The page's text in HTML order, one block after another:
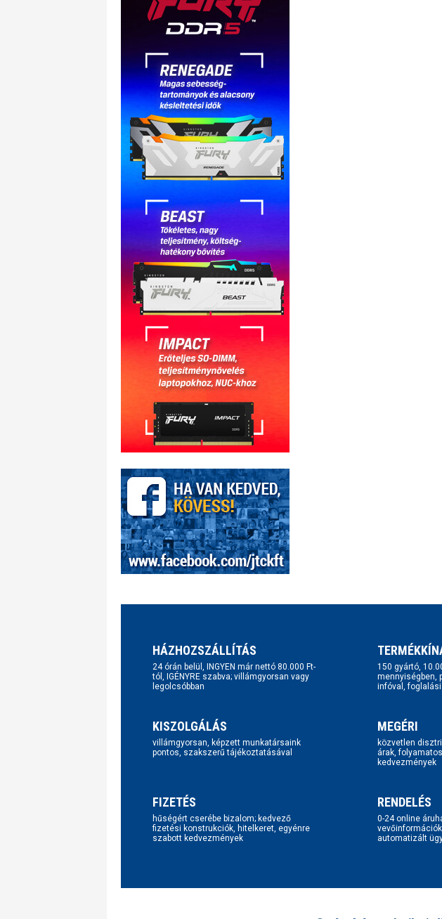
HÁZHOZSZÁLLÍTÁS
24 órán belül, INGYEN már nettó 80.000 Ft-
tól, IGÉNYRE szabva; villámgyorsan vagy
legolcsóbban
150 gyártó,
mennyiségben,
infóval,
KISZOLGÁLÁS
villámgyorsan, képzett munkatársaink
pontos, szakszerű tájékoztatásával
MEGÉRI
közvetlen
árak,
kedvezmények
FIZETÉS
hűségért cserébe bizalom; kedvező
fizetési konstrukciók, hitelkeret, egyénre
szabott kedvezmények
RENDELÉS
0-24 online
automatizált